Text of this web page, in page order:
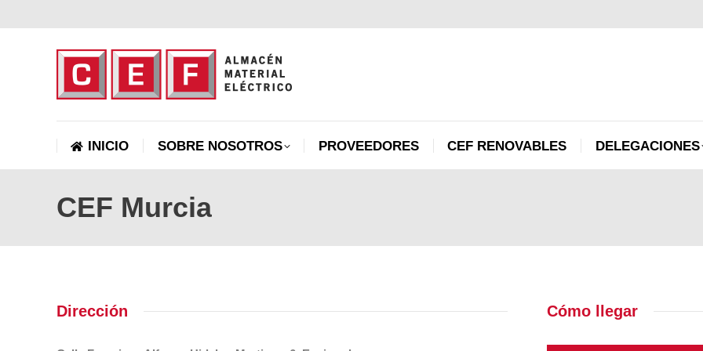
INICIO SOBRE NOSOTROS PROVEEDORES CEF RENOVABLES DELEGACIONES
CEF Murcia
Estás aquí:
Dirección Cómo llegar
INICIO SOBRE NOSOTROS PROVEEDORES CEF RENOVABLES